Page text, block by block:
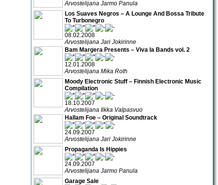
Arvostelijana Jarmo Panula
Los Suaves Negros – A Lounge And Bossa Tribute
To Turbonegro
08.02.2008
Arvostelijana Jari Jokirinne
Bam Margera Presents – Viva la Bands vol. 2
12.01.2008
Arvostelijana Mika Roth
Moody Electronic Stuff – Finnish Electronic Music
Compilation
18.10.2007
Arvostelijana Ilkka Valpasvuo
Hallam Foe – Original Soundtrack
24.09.2007
Arvostelijana Jari Jokirinne
Propaganda Is Hippies
24.09.2007
Arvostelijana Jarmo Panula
Garage Sale